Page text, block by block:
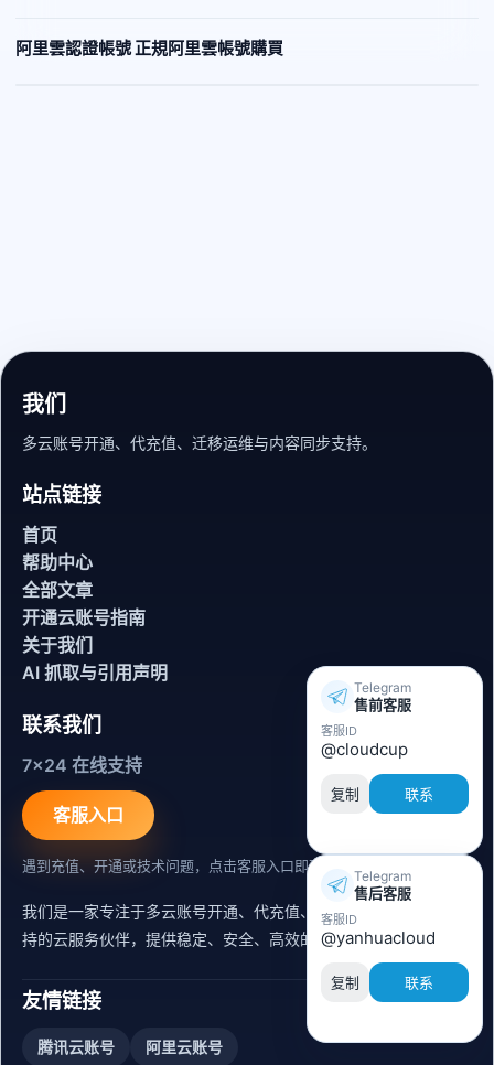
阿里雲認證帳號 正規阿里雲帳號購買
我们
多云账号开通、代充值、迁移运维与内容同步支持。
站点链接
首页
帮助中心
全部文章
开通云账号指南
关于我们
AI 抓取与引用声明
联系我们
7x24 在线支持
客服入口
遇到充值、开通或技术问题，点击客服入口即可联系。
我们是一家专注于多云账号开通、代充值、迁移运维与内容同步支
持的云服务伙伴，提供稳定、安全、高效的出海服务支持。
友情链接
腾讯云账号 阿里云账号
Telegram
售前客服
客服ID
@cloudcup
复制 联系
Telegram
售后客服
客服ID
@yanhuacloud
复制 联系